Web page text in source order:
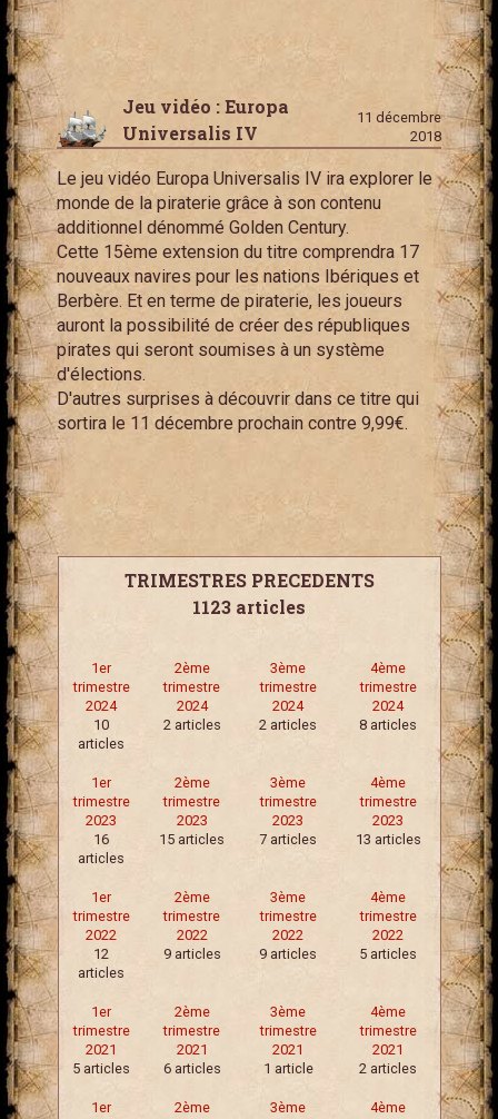
Jeu vidéo : Europa
Universalis IV
11 décembre
2018
Le jeu vidéo Europa Universalis IV ira explorer le
monde de la piraterie grâce à son contenu
additionnel dénommé Golden Century.
Cette 15ème extension du titre comprendra 17
nouveaux navires pour les nations Ibériques et
Berbère. Et en terme de piraterie, les joueurs
auront la possibilité de créer des républiques
pirates qui seront soumises à un système
d'élections.
D'autres surprises à découvrir dans ce titre qui
sortira le 11 décembre prochain contre 9,99€.
TRIMESTRES PRECEDENTS
1123 articles
1er
trimestre
2024
10
articles
2ème
trimestre
2024
2 articles
3ème
trimestre
2024
2 articles
4ème
trimestre
2024
8 articles
1er
trimestre
2023
16
articles
2ème
trimestre
2023
15 articles
3ème
trimestre
2023
7 articles
4ème
trimestre
2023
13 articles
1er
trimestre
2022
12
articles
2ème
trimestre
2022
9 articles
3ème
trimestre
2022
9 articles
4ème
trimestre
2022
5 articles
1er
trimestre
2021
5 articles
2ème
trimestre
2021
6 articles
3ème
trimestre
2021
1 article
4ème
trimestre
2021
2 articles
1er
2ème
3ème
4ème